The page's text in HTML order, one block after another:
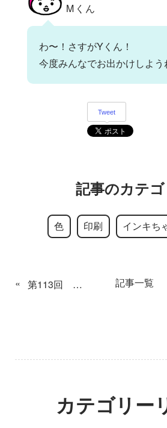
Mくん
わ〜！さすがYくん！
今度みんなでお出かけしよ
Tweet
記事のカテ
色 印刷 インキち
« 第113回 ラッキーカラー 記事一覧
カテゴリー